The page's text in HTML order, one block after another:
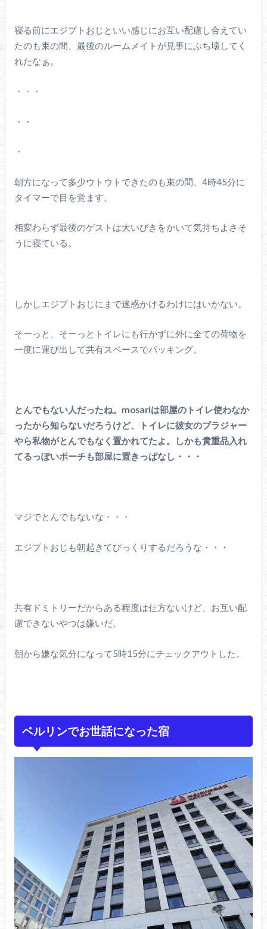
寝る前にエジプトおじといい感じにお互い配慮し合えてい
たのも束の間、最後のルームメイトが見事にぶち壊してく
れたなぁ。
・・・
・・
・
朝方になって多少ウトウトできたのも束の間、4時45分に
タイマーで目を覚ます。
相変わらず最後のゲストは大いびきをかいて気持ちよさそ
うに寝ている。
しかしエジプトおじにまで迷惑かけるわけにはいかない。
そーっと、そーっとトイレにも行かずに外に全ての荷物を
一度に運び出して共有スペースでパッキング。
とんでもない人だったね。mosariは部屋のトイレ使わなか
ったから知らないだろうけど、トイレに彼女のブラジャー
やら私物がとんでもなく置かれてたよ。しかも貴重品入れ
てるっぽいポーチも部屋に置きっぱなし・・・
マジでとんでもないな・・・
エジプトおじも朝起きてびっくりするだろうな・・・
共有ドミトリーだからある程度は仕方ないけど、お互い配
慮できないやつは嫌いだ。
朝から嫌な気分になって5時15分にチェックアウトした。
ベルリンでお世話になった宿